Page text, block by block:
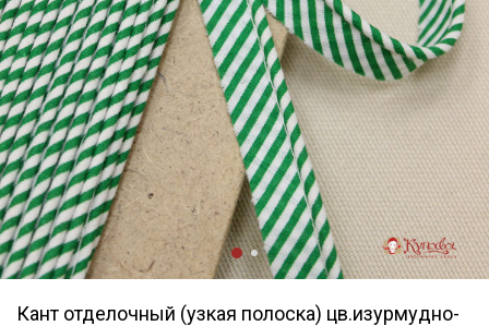
Кант отделочный (узкая полоска) цв.изурмудно-